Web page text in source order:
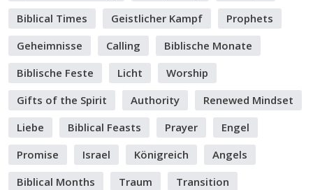
Biblical Times
Geistlicher Kampf
Prophets
Geheimnisse
Calling
Biblische Monate
Biblische Feste
Licht
Worship
Gifts of the Spirit
Authority
Renewed Mindset
Liebe
Biblical Feasts Prayer
Engel
Promise
Israel Königreich
Angels
Biblical Months
Traum
Transition